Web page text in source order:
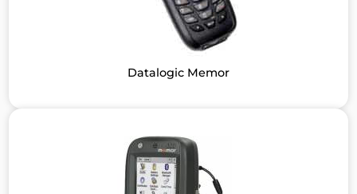
Datalogic Memor